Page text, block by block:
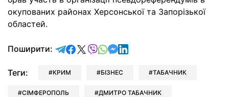
окупованих районах Херсонської та Запорізької
областей.
Поширити: відправити у Telegram
поділитись у Facebook
поділитись у X
відправити у Viber
відправити у Whatsapp
відправити у Messenger
відправити у LinkedIn
Теги: КРИМ БІЗНЕС ТАБАЧНИК
СІМФЕРОПОЛЬ ДМИТРО ТАБАЧНИК